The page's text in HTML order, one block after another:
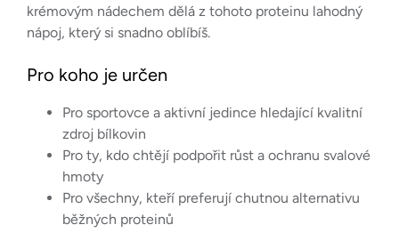
krémovým nádechem dělá z tohoto proteinu lahodný
nápoj, který si snadno oblíbíš.
Pro koho je určen
Pro sportovce a aktivní jedince hledající kvalitní
zdroj bílkovin
Pro ty, kdo chtějí podpořit růst a ochranu svalové
hmoty
Pro všechny, kteří preferují chutnou alternativu
běžných proteinů